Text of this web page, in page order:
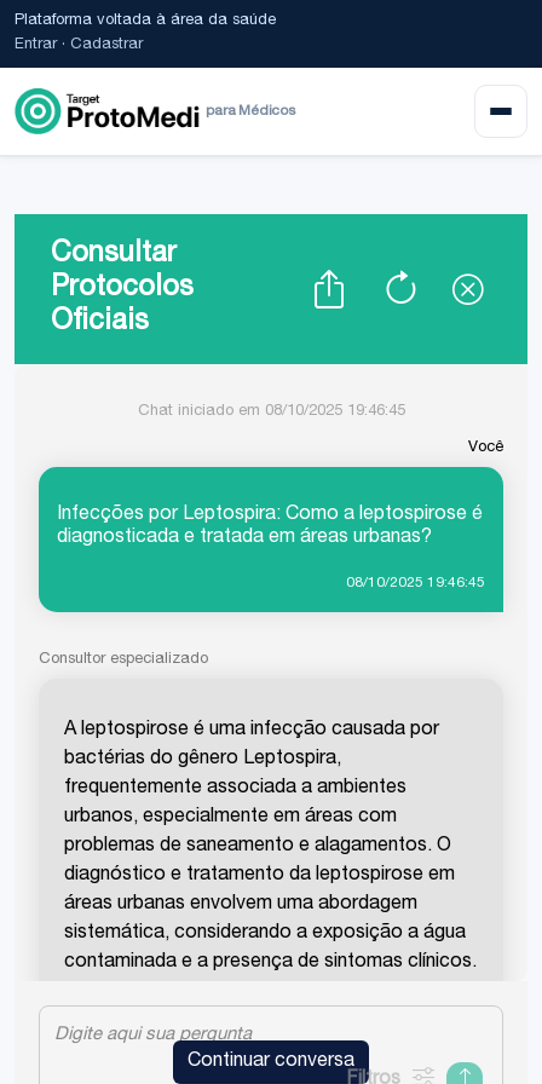
Plataforma voltada à área da saúde
Entrar· Cadastrar
para Médicos
Consultar
Protocolos
Oficiais
Chat iniciado em 08/10/2025 19:46:45
Você
Infecções por Leptospira: Como a leptospirose é
diagnosticada e tratada em áreas urbanas?
08/10/2025 19:46:45
Consultor especializado
A leptospirose é uma infecção causada por
bactérias do gênero Leptospira,
frequentemente associada a ambientes
urbanos, especialmente em áreas com
problemas de saneamento e alagamentos. O
diagnóstico e tratamento da leptospirose em
áreas urbanas envolvem uma abordagem
sistemática, considerando a exposição a água
contaminada e a presença de sintomas clínicos.
Diagnóstico da Leptospirose
O diagnóstico da leptospirose pode ser
Continuar conversa